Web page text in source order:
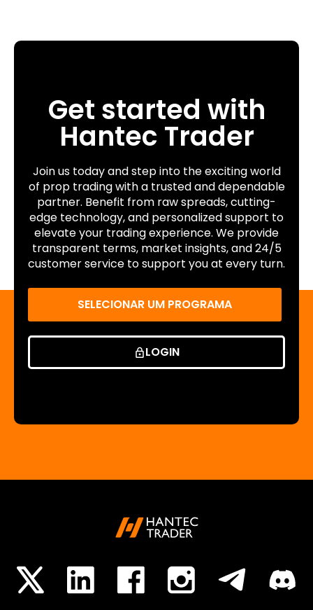
Get started with
Hantec Trader
Join us today and step into the exciting world
of prop trading with a trusted and dependable
partner. Benefit from raw spreads, cutting-
edge technology, and personalized support to
elevate your trading experience. We provide
transparent terms, market insights, and 24/5
customer service to support you at every turn.
SELECIONAR UM PROGRAMA
LOGIN